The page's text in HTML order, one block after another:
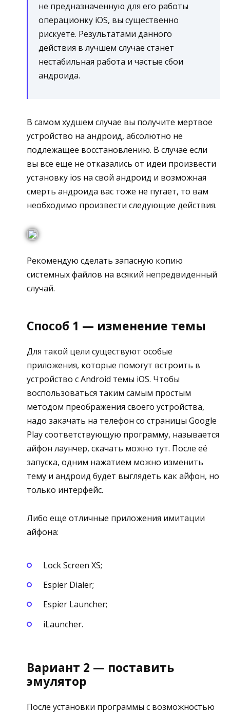
не предназначенную для его работы
операционку iOS, вы существенно
рискуете. Результатами данного
действия в лучшем случае станет
нестабильная работа и частые сбои
андроида.
В самом худшем случае вы получите мертвое
устройство на андроид, абсолютно не
подлежащее восстановлению. В случае если
вы все еще не отказались от идеи произвести
установку ios на свой андроид и возможная
смерть андроида вас тоже не пугает, то вам
необходимо произвести следующие действия.
Рекомендую сделать запасную копию
системных файлов на всякий непредвиденный
случай.
Способ 1 — изменение темы
Для такой цели существуют особые
приложения, которые помогут встроить в
устройство с Android темы iOS. Чтобы
воспользоваться таким самым простым
методом преображения своего устройства,
надо закачать на телефон со страницы Google
Play соответствующую программу, называется
айфон лаунчер, скачать можно тут. После её
запуска, одним нажатием можно изменить
тему и андроид будет выглядеть как айфон, но
только интерфейс.
Либо еще отличные приложения имитации
айфона:
Lock Screen XS;
Espier Dialer;
Espier Launcher;
iLauncher.
Вариант 2 — поставить
эмулятор
После установки программы с возможностью